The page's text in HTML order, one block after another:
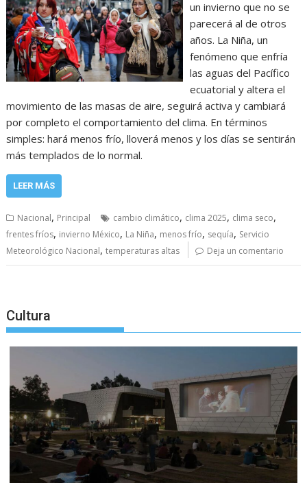
un invierno que no se
parecerá al de otros
años. La Niña, un
fenómeno que enfría
las aguas del Pacífico
ecuatorial y altera el
movimiento de las masas de aire, seguirá activa y cambiará
por completo el comportamiento del clima. En términos
simples: hará menos frío, lloverá menos y los días se sentirán
más templados de lo normal.
LEER MÁS
Nacional, Principal cambio climático, clima 2025, clima seco,
frentes fríos, invierno México, La Niña, menos frío, sequía, Servicio
Meteorológico Nacional,temperaturas altas Deja un comentario
Cultura